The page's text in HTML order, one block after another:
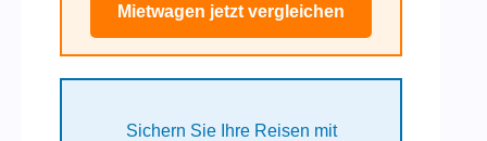
Mietwagen jetzt vergleichen
Sichern Sie Ihre Reisen mit